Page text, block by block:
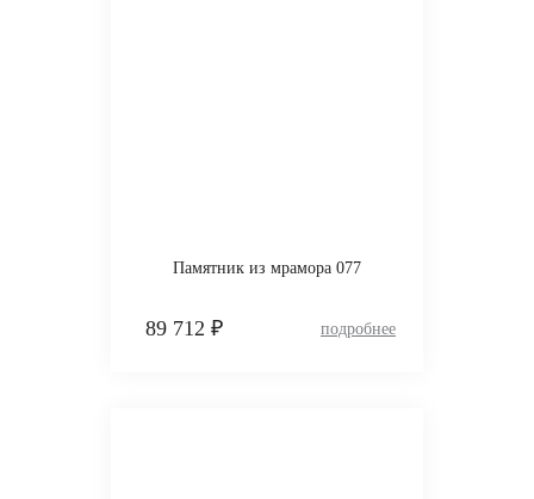
Памятник из мрамора 077
89 712 ₽